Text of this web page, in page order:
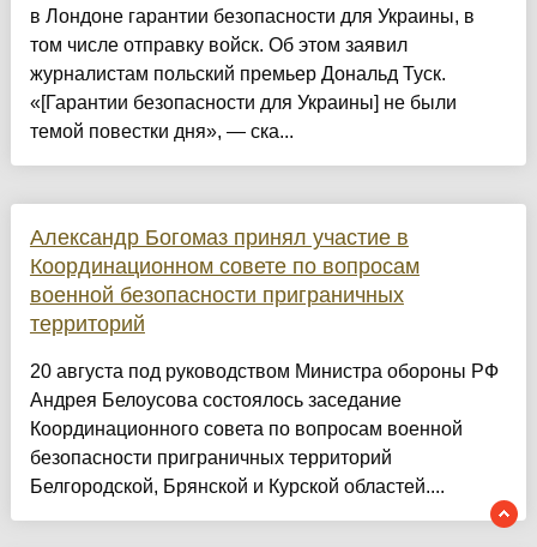
в Лондоне гарантии безопасности для Украины, в
том числе отправку войск. Об этом заявил
журналистам польский премьер Дональд Туск.
«[Гарантии безопасности для Украины] не были
темой повестки дня», — ска...
Александр Богомаз принял участие в
Координационном совете по вопросам
военной безопасности приграничных
территорий
20 августа под руководством Министра обороны РФ
Андрея Белоусова состоялось заседание
Координационного совета по вопросам военной
безопасности приграничных территорий
Белгородской, Брянской и Курской областей....